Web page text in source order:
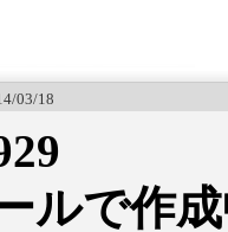
03/18
ルで作